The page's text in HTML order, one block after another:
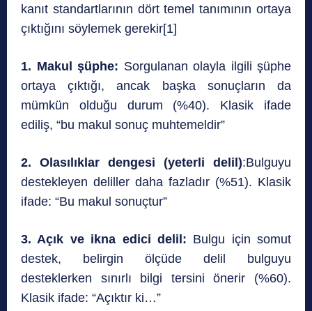
kanıt standartlarının dört temel tanımının ortaya
çıktığını söylemek gerekir[1]
1. Makul şüphe: Sorgulanan olayla ilgili şüphe
ortaya çıktığı, ancak başka sonuçların da
mümkün olduğu durum (%40). Klasik ifade
ediliş, “bu makul sonuç muhtemeldir”
2. Olasılıklar dengesi (yeterli delil):Bulguyu
destekleyen deliller daha fazladır (%51). Klasik
ifade: “Bu makul sonuçtur”
3. Açık ve ikna edici delil: Bulgu için somut
destek, belirgin ölçüde delil bulguyu
desteklerken sınırlı bilgi tersini önerir (%60).
Klasik ifade: “Açıktır ki…”